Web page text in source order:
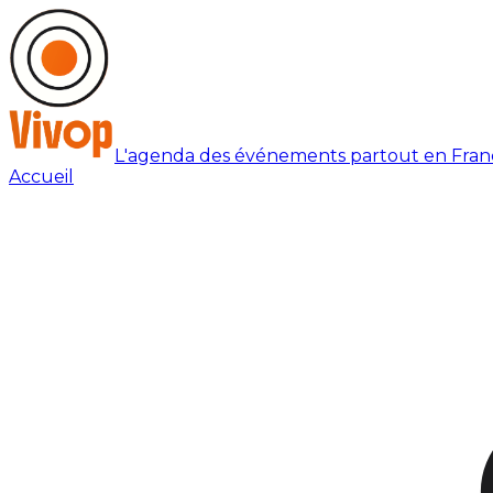
L'agenda des événements partout en
Accueil